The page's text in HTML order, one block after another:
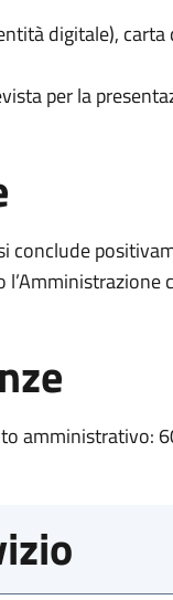
digitale),
per la
amministrativo: